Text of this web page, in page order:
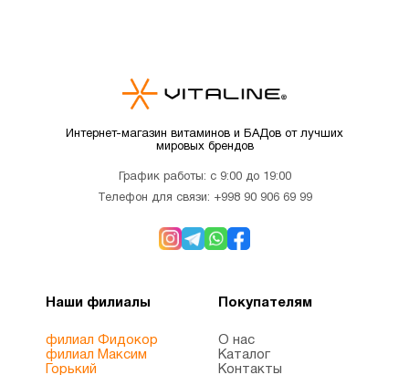
Интернет-магазин витаминов и БАДов от лучших
мировых брендов
График работы: с 9:00 до 19:00
Телефон для связи: +998 90 906 69 99
Наши филиалы
филиал Фидокор
филиал Максим
Горький
Покупателям
О нас
Каталог
Контакты